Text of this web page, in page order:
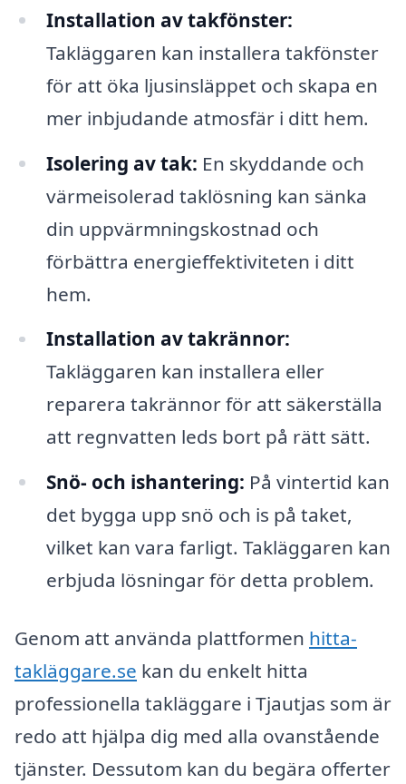
Installation av takfönster:
Takläggaren kan installera takfönster
för att öka ljusinsläppet och skapa en
mer inbjudande atmosfär i ditt hem.
Isolering av tak: En skyddande och
värmeisolerad taklösning kan sänka
din uppvärmningskostnad och
förbättra energieffektiviteten i ditt
hem.
Installation av takrännor:
Takläggaren kan installera eller
reparera takrännor för att säkerställa
att regnvatten leds bort på rätt sätt.
Snö- och ishantering: På vintertid kan
det bygga upp snö och is på taket,
vilket kan vara farligt. Takläggaren kan
erbjuda lösningar för detta problem.
Genom att använda plattformen hitta-
takläggare.se kan du enkelt hitta
professionella takläggare i Tjautjas som är
redo att hjälpa dig med alla ovanstående
tjänster. Dessutom kan du begära offerter